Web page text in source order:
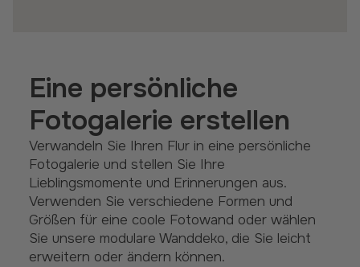
Eine persönliche
Fotogalerie erstellen
Verwandeln Sie Ihren Flur in eine persönliche
Fotogalerie und stellen Sie Ihre
Lieblingsmomente und Erinnerungen aus.
Verwenden Sie verschiedene Formen und
Größen für eine coole Fotowand oder wählen
Sie unsere modulare Wanddeko, die Sie leicht
erweitern oder ändern können.